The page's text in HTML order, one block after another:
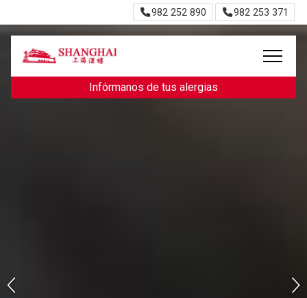
982 252 890 982 253 371
Infórmanos de tus alergias